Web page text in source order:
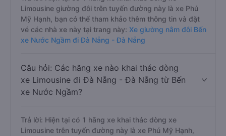
Limousine giường đôi trên tuyến đường này là xe Phú
Mỹ Hạnh, bạn có thể tham khảo thêm thông tin và đặt
vé các nhà xe này tại trang này: Xe giường nằm đôi Bến
xe Nước Ngầm đi Đà Nẵng - Đà Nẵng
Câu hỏi: Các hãng xe nào khai thác dòng
xe Limousine đi Đà Nẵng - Đà Nẵng từ Bến
xe Nước Ngầm?
Trả lời: Hiện tại có 1 hãng xe khai thác dòng xe
Limousine trên tuyến đường này là xe Phú Mỹ Hạnh,